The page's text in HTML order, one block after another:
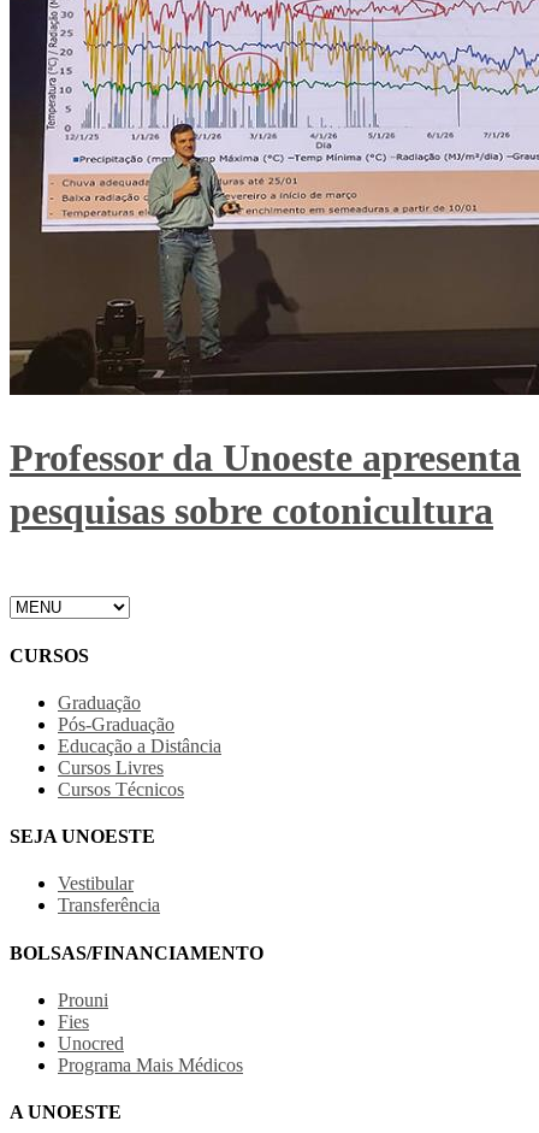
Professor da Unoeste apresenta
pesquisas sobre cotonicultura
CURSOS
Graduação
Pós-Graduação
Educação a Distância
Cursos Livres
Cursos Técnicos
SEJA UNOESTE
Vestibular
Transferência
BOLSAS/FINANCIAMENTO
Prouni
Fies
Unocred
Programa Mais Médicos
A UNOESTE